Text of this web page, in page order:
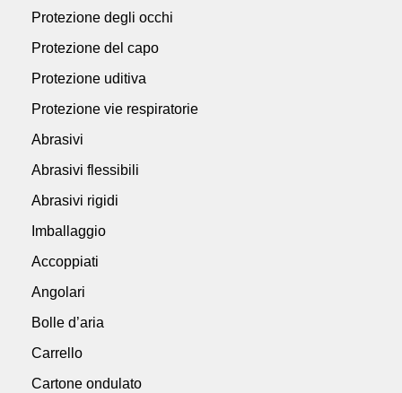
Protezione degli occhi
Protezione del capo
Protezione uditiva
Protezione vie respiratorie
Abrasivi
Abrasivi flessibili
Abrasivi rigidi
Imballaggio
Accoppiati
Angolari
Bolle d’aria
Carrello
Cartone ondulato